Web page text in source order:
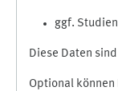
ggf.
Diese Daten
Optional